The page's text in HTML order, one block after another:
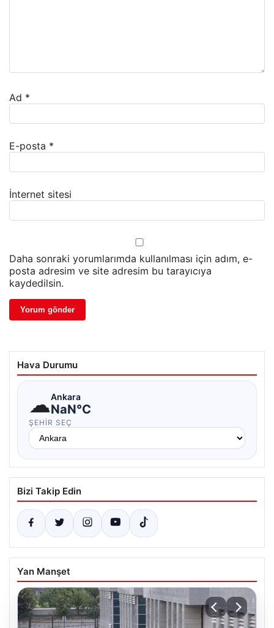
Ad *
E-posta *
İnternet sitesi
Daha sonraki yorumlarımda kullanılması için adım, e-
posta adresim ve site adresim bu tarayıcıya
kaydedilsin.
Hava Durumu
☁Ankara
NaN°C
ŞEHIR SEÇ
Bizi Takip Edin
Yan Manşet